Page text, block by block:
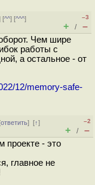
[^^] [^^^]
–3
+ / –
Чем шире
работы с
а остальное - от
12/memory-safe-
ответить][↑]
–2
+ / –
проекте - это
главное не